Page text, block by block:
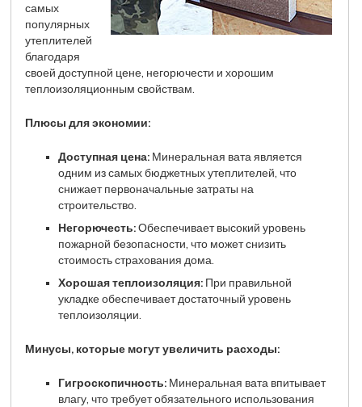
самых
популярных
утеплителей
благодаря
своей доступной цене, негорючести и хорошим
теплоизоляционным свойствам.
Плюсы для экономии:
Доступная цена:Минеральная вата является
одним из самых бюджетных утеплителей, что
снижает первоначальные затраты на
строительство.
Негорючесть:Обеспечивает высокий уровень
пожарной безопасности, что может снизить
стоимость страхования дома.
Хорошая теплоизоляция:При правильной
укладке обеспечивает достаточный уровень
теплоизоляции.
Минусы, которые могут увеличить расходы:
Гигроскопичность:Минеральная вата впитывает
влагу, что требует обязательного использования